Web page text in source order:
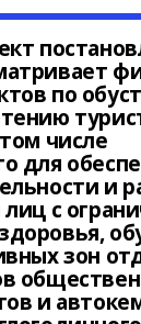
по
числе
для
и
с
зон
и